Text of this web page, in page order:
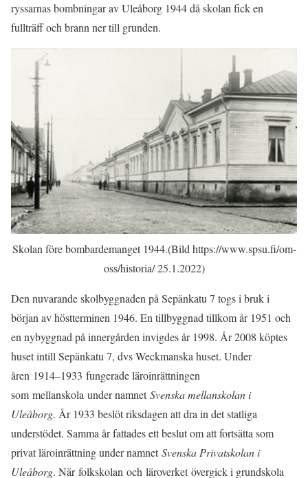
ryssarnas bombningar av Uleåborg 1944 då skolan fick en
fullträff och brann ner till grunden.
Skolan före bombardemanget 1944.(Bild https://www.spsu.fi/om-
oss/historia/ 25.1.2022)
Den nuvarande skolbyggnaden på Sepänkatu 7 togs i bruk i
början av höstterminen 1946. En tillbyggnad tillkom år 1951 och
en nybyggnad på innergården invigdes år 1998. År 2008 köptes
huset intill Sepänkatu 7, dvs Weckmanska huset. Under
åren 1914–1933 fungerade läroinrättningen
som mellanskola under namnetSvenska mellanskolan i
Uleåborg. År 1933 beslöt riksdagen att dra in det statliga
understödet. Samma år fattades ett beslut om att fortsätta som
privat läroinrättning under namnetSvenska Privatskolan i
Uleåborg. När folkskolan och läroverket övergick i grundskola